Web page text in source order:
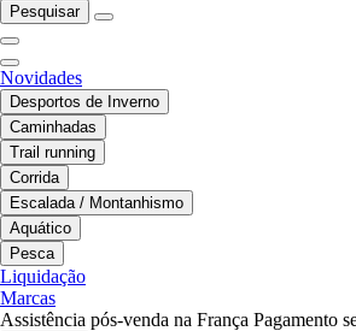
Pesquisar
Novidades
Desportos de Inverno
Caminhadas
Trail running
Corrida
Escalada / Montanhismo
Aquático
Pesca
Liquidação
Marcas
Assistência pós-venda na França Pagamento